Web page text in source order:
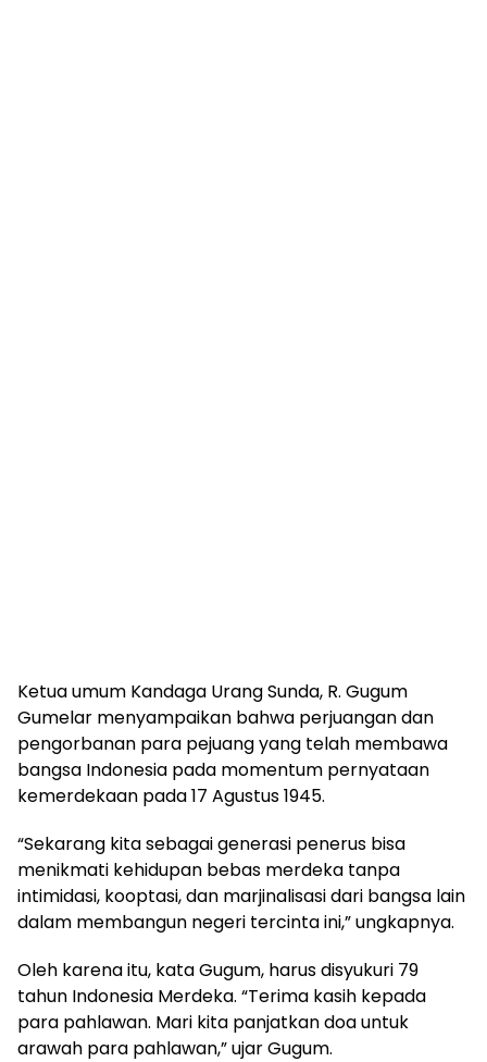
Ketua umum Kandaga Urang Sunda, R. Gugum
Gumelar menyampaikan bahwa perjuangan dan
pengorbanan para pejuang yang telah membawa
bangsa Indonesia pada momentum pernyataan
kemerdekaan pada 17 Agustus 1945.
“Sekarang kita sebagai generasi penerus bisa
menikmati kehidupan bebas merdeka tanpa
intimidasi, kooptasi, dan marjinalisasi dari bangsa lain
dalam membangun negeri tercinta ini,” ungkapnya.
Oleh karena itu, kata Gugum, harus disyukuri 79
tahun Indonesia Merdeka. “Terima kasih kepada
para pahlawan. Mari kita panjatkan doa untuk
arawah para pahlawan,” ujar Gugum.